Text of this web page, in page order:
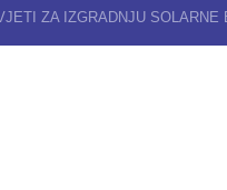
ZA IZGRADNJU SOLARNE